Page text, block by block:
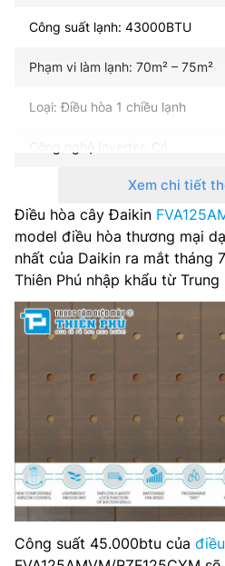
Công suất lạnh: 43000BTU
Phạm vi làm lạnh: 70m² – 75m²
Loại: Điều hòa 1 chiều lạnh
Công nghệ Inverter: Có
Môi chất làm lạnh: R32
Ống đồng: Ø10 – Ø16
Điện áp vào: 3 pha – 380V
Công suất tiêu thụ trung bình:
Kích thước dàn lạnh:
Kích thước dàn nóng:
Khối lượng dàn nóng: 64kg
Xem chi tiết
Điều hòa cây Đaikin
model điều hòa thương mại
nhất của Daikin ra mắt tháng
Thiên Phú nhập khẩu từ Trung
Công suất 45.000btu của